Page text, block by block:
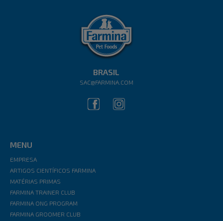
BRASIL
SAC@FARMINA.COM
MENU
EMPRESA
ARTIGOS CIENTÍFICOS FARMINA
MATÉRIAS PRIMAS
FARMINA TRAINER CLUB
FARMINA ONG PROGRAM
FARMINA GROOMER CLUB